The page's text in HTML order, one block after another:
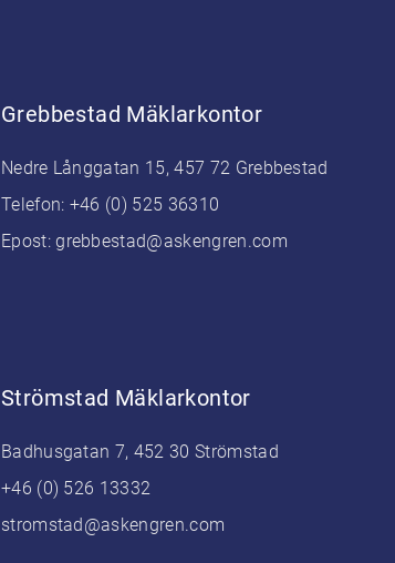
Grebbestad Mäklarkontor
Nedre Långgatan 15, 457 72 Grebbestad
Telefon: +46 (0) 525 36310
Epost:grebbestad@askengren.com
Strömstad Mäklarkontor
Badhusgatan 7, 452 30 Strömstad
+46 (0) 526 13332
stromstad@askengren.com